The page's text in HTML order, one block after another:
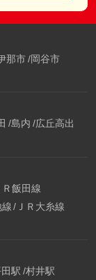
那市 岡谷市
島内 広丘高出
飯田線
ＪＲ大糸線
駅 村井駅